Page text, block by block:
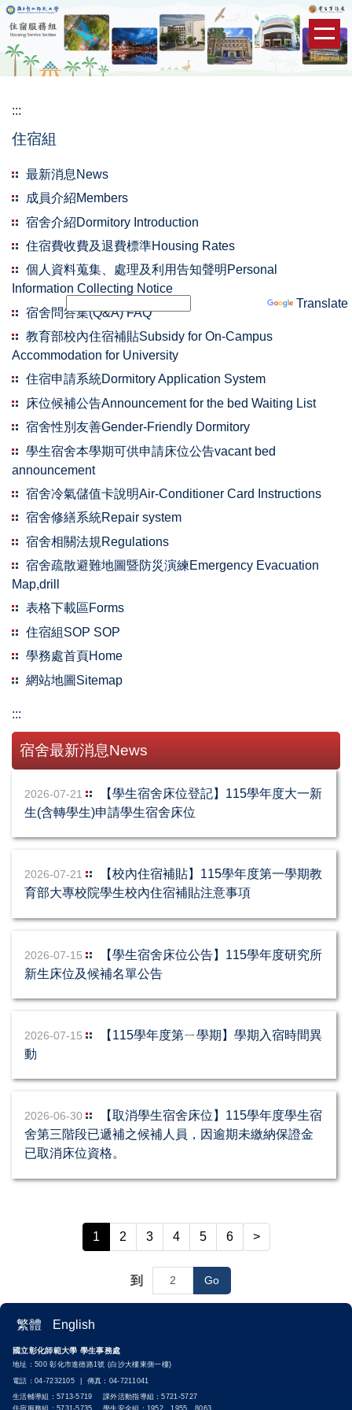
跳
到
主
要
容
Translate
:::
住宿組
最新消息News
成員介紹Members
宿舍介紹Dormitory Introduction
住宿費收費及退費標準Housing Rates
個人資料蒐集、處理及利用告知聲明Personal
Information Collecting Notice
宿舍問答集(Q&A) FAQ
教育部校內住宿補貼Subsidy for On-Campus
Accommodation for University
住宿申請系統Dormitory Application System
床位候補公告Announcement for the bed Waiting List
宿舍性別友善Gender-Friendly Dormitory
學生宿舍本學期可供申請床位公告vacant bed
announcement
宿舍冷氣儲值卡說明Air-Conditioner Card Instructions
宿舍修繕系統Repair system
宿舍相關法規Regulations
宿舍疏散避難地圖暨防災演練Emergency Evacuation
Map,drill
表格下載區Forms
住宿組SOP SOP
學務處首頁Home
網站地圖Sitemap
:::
宿舍最新消息News
2026-07-21
【學生宿舍床位登記】115學年度大一新
生(含轉學生)申請學生宿舍床位
2026-07-21
【校內住宿補貼】115學年度第一學期教
育部大專校院學生校內住宿補貼注意事項
2026-07-15
【學生宿舍床位公告】115學年度研究所
新生床位及候補名單公告
2026-07-15
【115學年度第ㄧ學期】學期入宿時間異
動
2026-06-30
【取消學生宿舍床位】115學年度學生宿
舍第三階段已遞補之候補人員，因逾期未繳納保證金
已取消床位資格。
1 2 3 4 5 6 >
到 Go
繁體 English
國立彰化師範大學 學生事務處
地址：500 彰化市進德路1號 (白沙大樓東側一樓)
電話：04-7232105 | 傳真：04-7211041
生活輔導組：5713-5719 課外活動指導組：5721-5727